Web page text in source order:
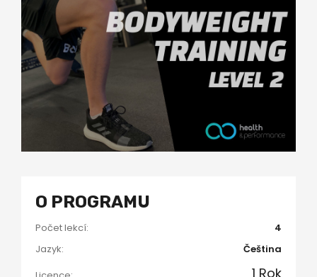
O PROGRAMU
Počet lekcí:
4
Jazyk:
Čeština
1 Rok